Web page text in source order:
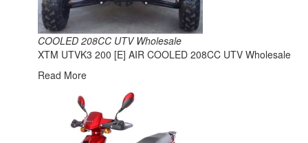
COOLED 208CC UTV Wholesale
XTM UTVK3 200 [E] AIR COOLED 208CC UTV Wholesale
Read More